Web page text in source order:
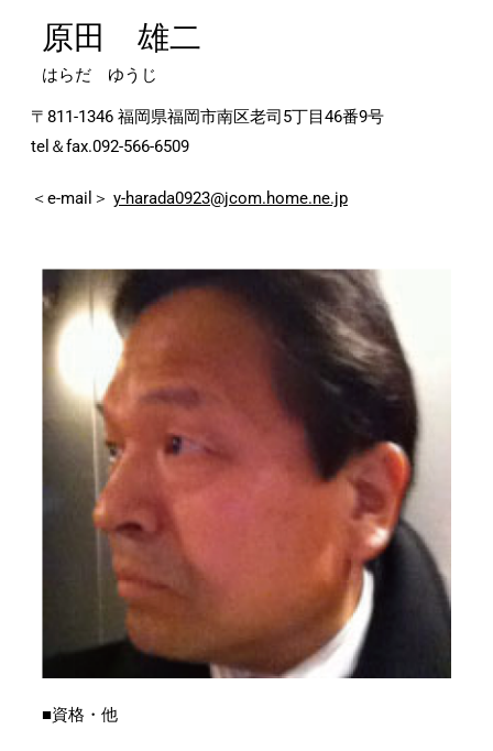
原田 雄二
はらだ ゆうじ
〒811-1346 福岡県福岡市南区老司5丁目46番9号
tel＆fax.092-566-6509
＜e-mail＞ y-harada0923@jcom.home.ne.jp
■資格・他